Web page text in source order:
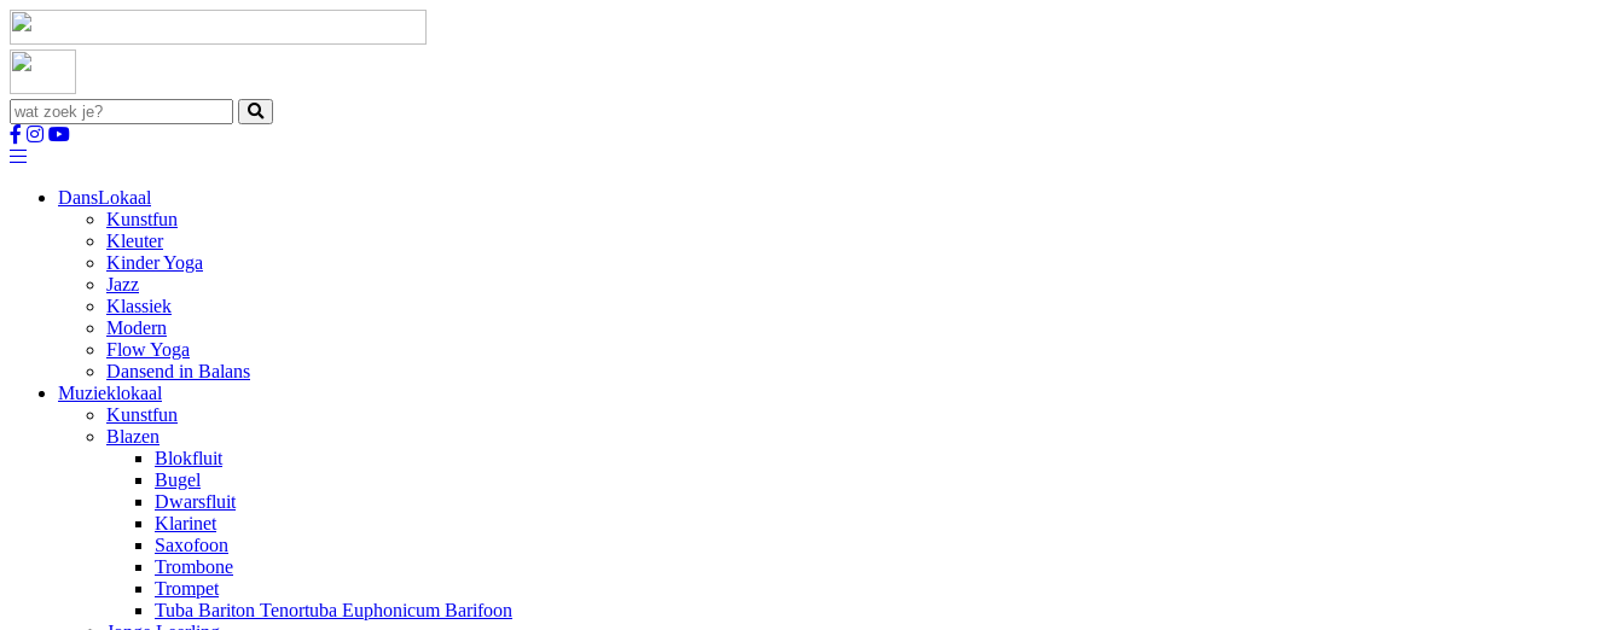
DansLokaal
Kunstfun
Kleuter
Kinder Yoga
Jazz
Klassiek
Modern
Flow Yoga
Dansend in Balans
Muzieklokaal
Kunstfun
Blazen
Blokfluit
Bugel
Dwarsfluit
Klarinet
Saxofoon
Trombone
Trompet
Tuba Bariton Tenortuba Euphonicum Barifoon